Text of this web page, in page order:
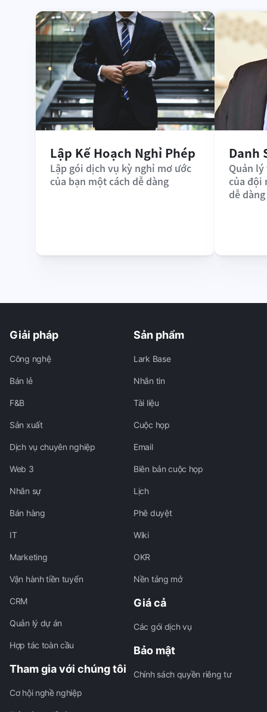
Lập Kế Hoạch Nghỉ Phép
Lập gói dịch vụ kỳ nghỉ mơ ước
của bạn một cách dễ dàng
Danh
Quản
của đội
dễ dàng
Giải pháp
Công nghệ
Bán lẻ
F&B
Sản xuất
Dịch vụ chuyên nghiệp
Web 3
Nhân sự
Bán hàng
IT
Marketing
Vận hành tiền tuyến
CRM
Quản lý dự án
Hợp tác toàn cầu
Tham gia với chúng tôi
Cơ hội nghề nghiệp
Sản phẩm
Lark Base
Nhắn tin
Tài liệu
Cuộc họp
Email
Biên bản cuộc họp
Lịch
Phê duyệt
Wiki
OKR
Nền tảng mở
Giá cả
Các gói dịch vụ
Bảo mật
Chính sách quyền riêng tư